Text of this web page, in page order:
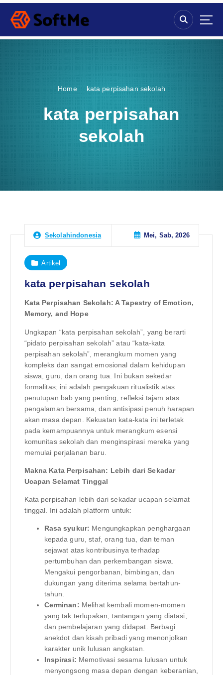
S
p
Home kata perpisahan sekolah
kata perpisahan
sekolah
Sekolahindonesia Mei, Sab, 2026
Artikel
kata perpisahan sekolah
Kata Perpisahan Sekolah: A Tapestry of Emotion,
Memory, and Hope
Ungkapan “kata perpisahan sekolah”, yang berarti
“pidato perpisahan sekolah” atau “kata-kata
perpisahan sekolah”, merangkum momen yang
kompleks dan sangat emosional dalam kehidupan
siswa, guru, dan orang tua. Ini bukan sekedar
formalitas; ini adalah pengakuan ritualistik atas
penutupan bab yang penting, refleksi tajam atas
pengalaman bersama, dan antisipasi penuh harapan
akan masa depan. Kekuatan kata-kata ini terletak
pada kemampuannya untuk merangkum esensi
komunitas sekolah dan menginspirasi mereka yang
memulai perjalanan baru.
Makna Kata Perpisahan: Lebih dari Sekadar
Ucapan Selamat Tinggal
Kata perpisahan lebih dari sekadar ucapan selamat
tinggal. Ini adalah platform untuk:
Rasa syukur: Mengungkapkan penghargaan
kepada guru, staf, orang tua, dan teman
sejawat atas kontribusinya terhadap
pertumbuhan dan perkembangan siswa.
Mengakui pengorbanan, bimbingan, dan
dukungan yang diterima selama bertahun-
tahun.
Cerminan: Melihat kembali momen-momen
yang tak terlupakan, tantangan yang diatasi,
dan pembelajaran yang didapat. Berbagi
anekdot dan kisah pribadi yang menonjolkan
karakter unik lulusan angkatan.
Inspirasi: Memotivasi sesama lulusan untuk
menyongsong masa depan dengan keberanian,